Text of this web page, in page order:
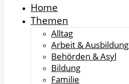
Home
Themen
Alltag
Arbeit & Ausbildung
Behörden & Asyl
Bildung
Familie